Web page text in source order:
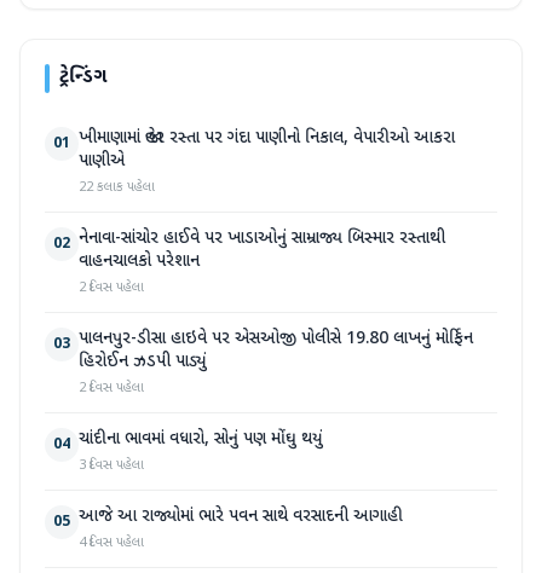
ટ્રેન્ડિંગ
01 ખીમાણામાં જાહેર રસ્તા પર ગંદા પાણીનો નિકાલ, વેપારીઓ આકરા
પાણીએ
22 કલાક પહેલા
02 નેનાવા-સાંચોર હાઈવે પર ખાડાઓનું સામ્રાજ્ય બિસ્માર રસ્તાથી
વાહનચાલકો પરેશાન
2 દિવસ પહેલા
03 પાલનપુર-ડીસા હાઇવે પર એસઓજી પોલીસે 19.80 લાખનું મોર્ફિન
હિરોઈન ઝડપી પાડ્યું
2 દિવસ પહેલા
04 ચાંદીના ભાવમાં વધારો, સોનું પણ મોંઘુ થયું
3 દિવસ પહેલા
05 આજે આ રાજ્યોમાં ભારે પવન સાથે વરસાદની આગાહી
4 દિવસ પહેલા